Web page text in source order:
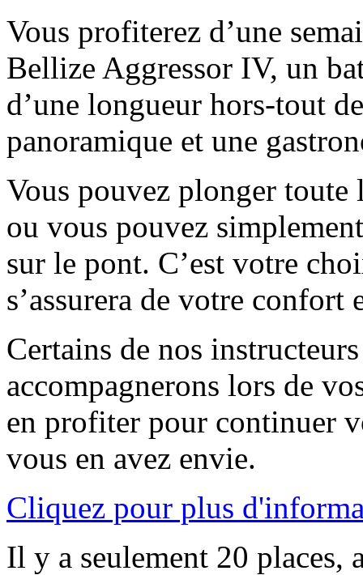
Vous profiterez d’une
Bellize Aggressor IV, un
d’une longueur hors-tout
panoramique et une
Vous pouvez plonger
ou vous pouvez
sur le pont. C’est votre
s’assurera de votre confort
Certains de nos
accompagnerons lors de
en profiter pour continuer
vous en avez envie.
Cliquez pour plus
Il y a seulement 20 places,